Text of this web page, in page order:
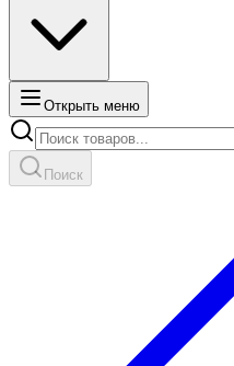
Открыть меню
Поиск